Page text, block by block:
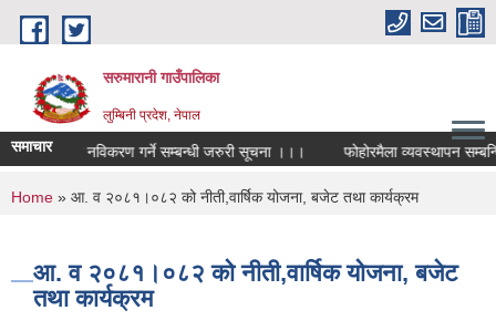
Skip to main content
सरुमारानी गाउँपालिका
लुम्बिनी प्रदेश, नेपाल
समाचारदर्ता र नविकरण गर्ने सम्बन्धी जरुरी सूचना ।।। फोहोरमैला व्यवस्थापन
You are here
Home » आ. व २०८१।०८२ को नीती,वार्षिक योजना, बजेट तथा कार्यक्रम
आ. व २०८१।०८२ को नीती,वार्षिक योजना, बजेट
तथा कार्यक्रम